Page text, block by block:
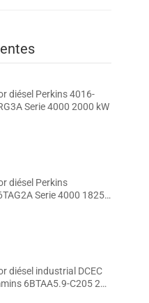
diésel Perkins 4016-
Serie 4000 2000 kW
diésel Perkins
Serie 4000 1825
diésel industrial DCEC
6BTAA5.9-C205 205